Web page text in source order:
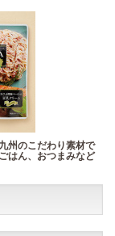
州のこだわり素材で
はん、おつまみなど